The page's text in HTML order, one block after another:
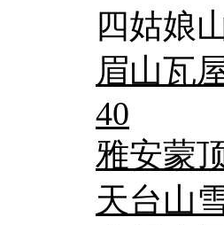
四姑娘
眉山
40
雅安
天台